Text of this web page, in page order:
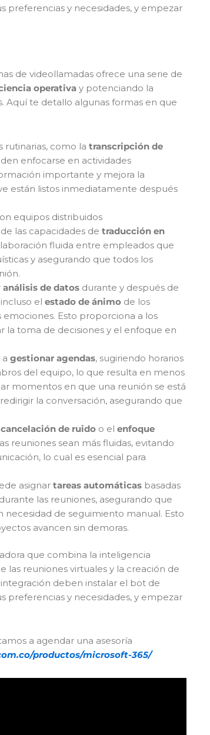
preferencias y necesidades, y empezar
de videollamadas ofrece una serie de
operativa y potenciando la
Aquí te detallo algunas formas en que
rutinarias, como la transcripción de
enfocarse en actividades
importante y mejora la
están listos inmediatamente después
equipos distribuidos
las capacidades de traducción en
fluida entre empleados que
y asegurando que todos los
análisis de datos durante y después de
el estado de ánimo de los
emociones. Esto proporciona a los
la toma de decisiones y el enfoque en
a gestionar agendas, sugiriendo horarios
del equipo, lo que resulta en menos
momentos en que una reunión se está
la conversación, asegurando que
cancelación de ruido o el enfoque
reuniones sean más fluidas, evitando
lo cual es esencial para
asignar tareas automáticas basadas
las reuniones, asegurando que
de seguimiento manual. Esto
avancen sin demoras.
que combina la inteligencia
las reuniones virtuales y la creación de
deben instalar el bot de
preferencias y necesidades, y empezar
a agendar una asesoría
productos/microsoft-365/